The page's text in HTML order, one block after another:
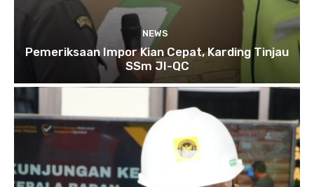
NEWS
Pemeriksaan Impor Kian Cepat, Karding Tinjau
SSm JI-QC